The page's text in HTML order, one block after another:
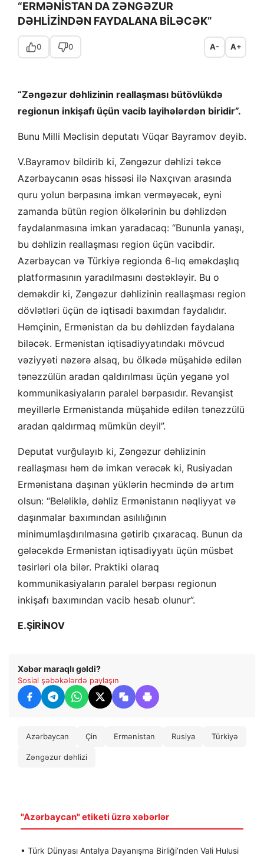
“ERMƏNİSTAN DA ZƏNGƏZUR
DƏHLİZİNDƏN FAYDALANA BİLƏCƏK”
0 0 A- A+
“Zəngəzur dəhlizinin reallaşması bütövlükdə
regionun inkişafı üçün vacib layihələrdən biridir”.
Bunu Milli Məclisin deputatı Vüqar Bayramov deyib.
V.Bayramov bildirib ki, Zəngəzur dəhlizi təkcə
Azərbaycanın əsas hissəsi ilə Naxçıvan arasında
quru yolun bərpasına imkan verməyəcək, eyni
zamanda bütün region ölkələrinin bu dəhlizdən
faydalanmasına imkan yaradacaq: “Bununla yanaşı,
bu dəhlizin reallaşması region üçün vacibdir.
Azərbaycan və Türkiyə regionda 6-lıq əməkdaşlıq
platformasının yaradılmasını dəstəkləyir. Bu o
deməkdir ki, Zəngəzur dəhlizinin reallaşması region
dövlətləri üçün də iqtisadi baxımdan faydalıdır.
Həmçinin, Ermənistan da bu dəhlizdən faydalana
biləcək. Ermənistan iqtisadiyyatındakı mövcud
vəziyyəti nəzərə alsaq, bu ölkədə müşahidə edilən
tənəzzülün aradan qaldırılması üçün yeganə yol
kommunikasiyaların paralel bərpasıdır. Revanşist
meyillərlə Ermənistanda müşahidə edilən tənəzzülü
aradan qaldırmaq mümkün deyil”.
Deputat vurğulayıb ki, Zəngəzur dəhlizinin
reallaşması həm də imkan verəcək ki, Rusiyadan
Ermənistana daşınan yüklərin həcmində də artım
olsun: “Beləliklə, dəhliz Ermənistanın nəqliyyat və
daşınmalar baxımından asılılığının
minimumlaşdırılmasına gətirib çıxaracaq. Bunun da
gələcəkdə Ermənistan iqtisadiyyatı üçün müsbət
təsirləri ola bilər. Praktiki olaraq
kommunikasiyaların paralel bərpası regionun
inkişafı baxımından vacib hesab olunur”.
E.ŞİRİNOV
Xəbər maraqlı gəldi?
Sosial şəbəkələrdə paylaşın
Azərbaycan Çin Ermənistan Rusiya Türkiyə
Zəngəzur dəhlizi
"Azərbaycan" etiketi üzrə xəbərlər
• Türk Dünyası Antalya Dayanışma Birliği’nden Vali Hulusi